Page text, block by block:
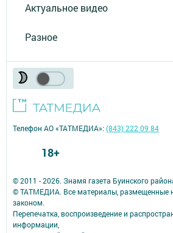
Актуальное видео
Разное
© 2011 - 2026. Знамя газета Буинского
© ТАТМЕДИА. Все материалы, размещенные
законом.
Перепечатка, воспроизведение и
информации,
Телефон АО «ТАТМЕДИА»:(843) 222 09 84
18+